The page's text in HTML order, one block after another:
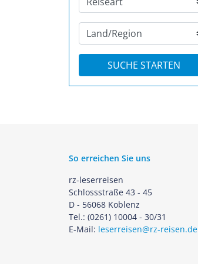
So erreichen Sie uns
rz-leserreisen
Schlossstraße 43 - 45
D - 56068 Koblenz
Tel.: (0261) 10004 - 30/31
E-Mail: leserreisen@rz-reisen.de